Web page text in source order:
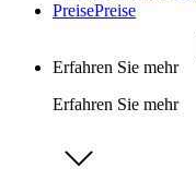
PreisePreise
Erfahren Sie mehr
Erfahren Sie mehr